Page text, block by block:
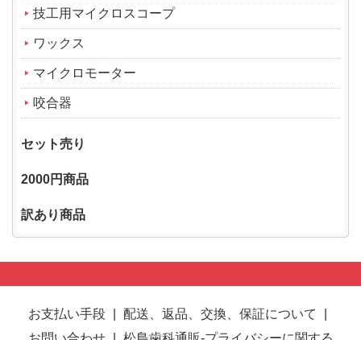
技工用マイクロスコープ
ワックス
マイクロモーター
咬合器
セット売り
2000円商品
訳あり商品
お支払い手段 配送、返品、交換、保証について